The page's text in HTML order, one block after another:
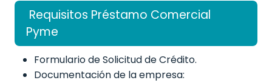
Requisitos Préstamo Comercial
Pyme
Formulario de Solicitud de Crédito.
Documentación de la empresa: